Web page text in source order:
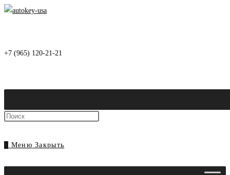
Перейти
+7 (965) 120-21-21
закрыть
0 Меню Закрыть